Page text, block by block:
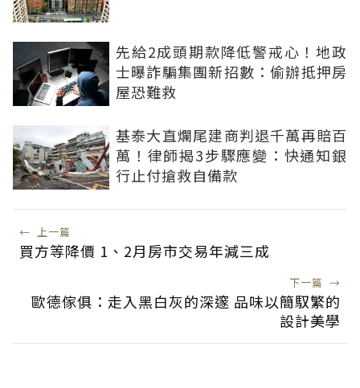
先給2成頭期款降低警戒心！地政
士曝詐騙集團新招數：偷辦抵押房
屋恐難救
基泰大直爛尾建商判退千萬再賠百
萬！律師揭3步驟應變：快通知銀
行止付搶救自備款
← 上一篇
買方等降價 1、2月房市交易年減三成
下一篇 →
歐德傢俱：走入黑白灰的深邃 品味以簡馭繁的
設計美學